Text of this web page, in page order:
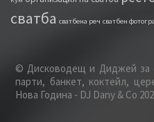
сватба сватбена реч сватбен
© Дисководещ и Диджей за
парти, банкет, коктейл,
Нова Година - DJ Dany & Co